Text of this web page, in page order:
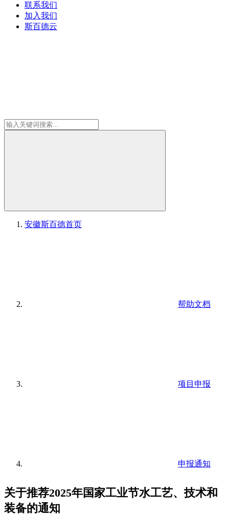
联系我们
加入我们
斯百德云
安徽斯百德首页
帮助文档
项目申报
申报通知
关于推荐2025年国家工业节水工艺、技术和
装备的通知